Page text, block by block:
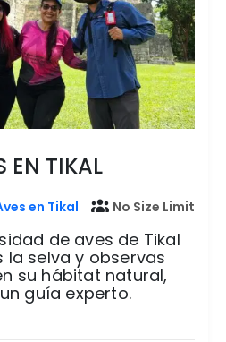
EN TIKAL
en Tikal No Size Limit
de aves de Tikal
selva y observas
su hábitat natural,
guía experto.